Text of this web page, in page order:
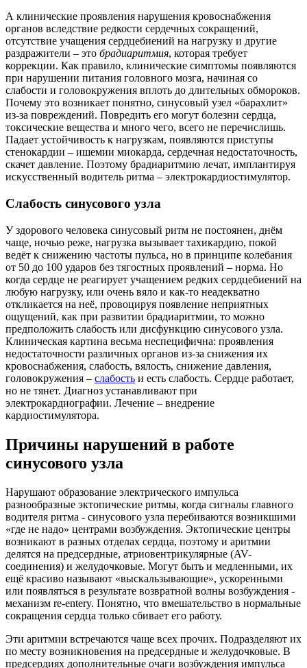
А клинические проявления нарушения кровоснабжения
органов вследствие редкости сердечных сокращений,
отсутствие учащения сердцебиений на нагрузку и другие
раздражители – это брадиаритмия, которая требует
коррекции. Как правило, клинические симптомы появляются
при нарушении питания головного мозга, начиная со
слабости и головокружения вплоть до длительных обмороков.
Почему это возникает понятно, синусовый узел «барахлит»
из-за повреждений. Повредить его могут болезни сердца,
токсические вещества и много чего, всего не перечислишь.
Падает устойчивость к нагрузкам, появляются приступы
стенокардии – ишемии миокарда, сердечная недостаточность,
скачет давление. Поэтому брадиаритмию лечат, имплантируя
искусственный водитель ритма – электрокардиостимулятор.
Слабость синусового узла
У здорового человека синусовый ритм не постоянен, днём
чаще, ночью реже, нагрузка вызывает тахикардию, покой
ведёт к снижению частоты пульса, но в принципе колебания
от 50 до 100 ударов без тягостных проявлений – норма. Но
когда сердце не реагирует учащением редких сердцебиений на
любую нагрузку, или очень вяло и как-то неадекватно
откликается на неё, провоцируя появление неприятных
ощущений, как при развитии брадиаритмии, то можно
предположить слабость или дисфункцию синусового узла.
Клиническая картина весьма неспецифична: проявления
недостаточности различных органов из-за снижения их
кровоснабжения, слабость, вялость, снижение давления,
головокружения – слабость и есть слабость. Сердце работает,
но не тянет. Диагноз устанавливают при
электрокардиографии. Лечение – внедрение
кардиостимулятора.
Причины нарушений в работе
синусового узла
Нарушают образование электрического импульса
разнообразные эктопические ритмы, когда сигналы главного
водителя ритма - синусового узла перебиваются возникшими
«где не надо» центрами возбуждения. Эктопические центры
возникают в разных отделах сердца, поэтому и аритмии
делятся на предсердные, атриовентрикулярные (AV-
соединения) и желудочковые. Могут быть и медленными, их
ещё красиво называют «выскальзывающие», ускоренными
или появляться в результате возвратной волны возбуждения -
механизм re-entery. Понятно, что вмешательство в нормальные
сокращения сердца только сбивает его работу.
Эти аритмии встречаются чаще всех прочих. Подразделяют их
по месту возникновения на предсердные и желудочковые. В
предсердиях дополнительные очаги возбуждения импульса